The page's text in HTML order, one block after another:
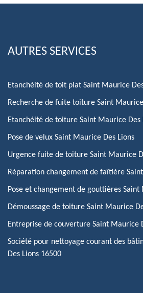
AUTRES SERVICES
Etanchéité de toit plat Saint Maurice
Recherche de fuite toiture Saint
Etanchéité de toiture Saint Maurice Des
Pose de velux Saint Maurice Des Lions
Urgence fuite de toiture Saint Maurice
Réparation changement de faîtière
Pose et changement de gouttières Saint
Démoussage de toiture Saint Maurice
Entreprise de couverture Saint Maurice
Société pour nettoyage courant des
Des Lions 16500